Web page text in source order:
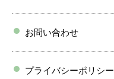
お問い合わせ
プライバシーポリシー